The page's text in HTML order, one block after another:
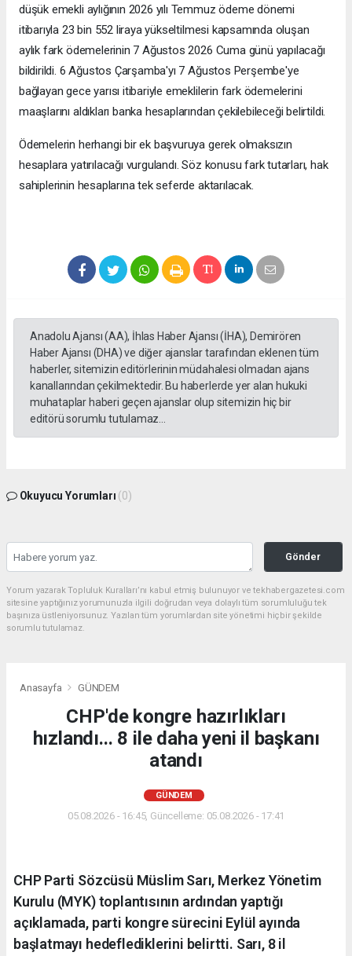
düşük emekli aylığının 2026 yılı Temmuz ödeme dönemi
itibarıyla 23 bin 552 liraya yükseltilmesi kapsamında oluşan
aylık fark ödemelerinin 7 Ağustos 2026 Cuma günü yapılacağı
bildirildi. 6 Ağustos Çarşamba'yı 7 Ağustos Perşembe'ye
bağlayan gece yarısı itibariyle emeklilerin fark ödemelerini
maaşlarını aldıkları banka hesaplarından çekilebileceği belirtildi.
Ödemelerin herhangi bir ek başvuruya gerek olmaksızın
hesaplara yatırılacağı vurgulandı. Söz konusu fark tutarları, hak
sahiplerinin hesaplarına tek seferde aktarılacak.
Anadolu Ajansı (AA), İhlas Haber Ajansı (İHA), Demirören
Haber Ajansı (DHA) ve diğer ajanslar tarafından eklenen tüm
haberler, sitemizin editörlerinin müdahalesi olmadan ajans
kanallarından çekilmektedir. Bu haberlerde yer alan hukuki
muhataplar haberi geçen ajanslar olup sitemizin hiç bir
editörü sorumlu tutulamaz...
Okuyucu Yorumları (0)
Gönder
Yorum yazarak Topluluk Kuralları’nı kabul etmiş bulunuyor ve tekhabergazetesi.com
sitesine yaptığınız yorumunuzla ilgili doğrudan veya dolaylı tüm sorumluluğu tek
başınıza üstleniyorsunuz. Yazılan tüm yorumlardan site yönetimi hiçbir şekilde
sorumlu tutulamaz.
Anasayfa GÜNDEM
CHP'de kongre hazırlıkları
hızlandı... 8 ile daha yeni il başkanı
atandı
GÜNDEM
05.08.2026 - 16:45, Güncelleme: 05.08.2026 - 17:41
CHP Parti Sözcüsü Müslim Sarı, Merkez Yönetim
Kurulu (MYK) toplantısının ardından yaptığı
açıklamada, parti kongre sürecini Eylül ayında
başlatmayı hedeflediklerini belirtti. Sarı, 8 il